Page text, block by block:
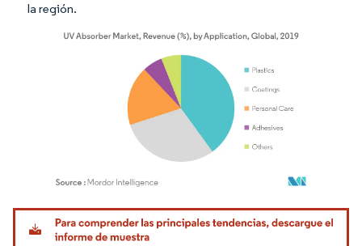
la región.
Imagen © Mordor Intelligence. El uso requiere atribución según CC BY 4.0.